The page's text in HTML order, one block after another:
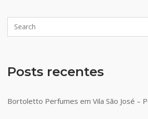
Posts recentes
Bortoletto Perfumes em Vila São José –